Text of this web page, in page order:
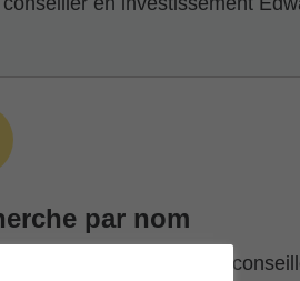
par nom
êtes à la recherche d’un